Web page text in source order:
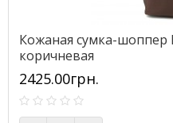
Кожаная сумка-шоппер
коричневая
2425.00грн.